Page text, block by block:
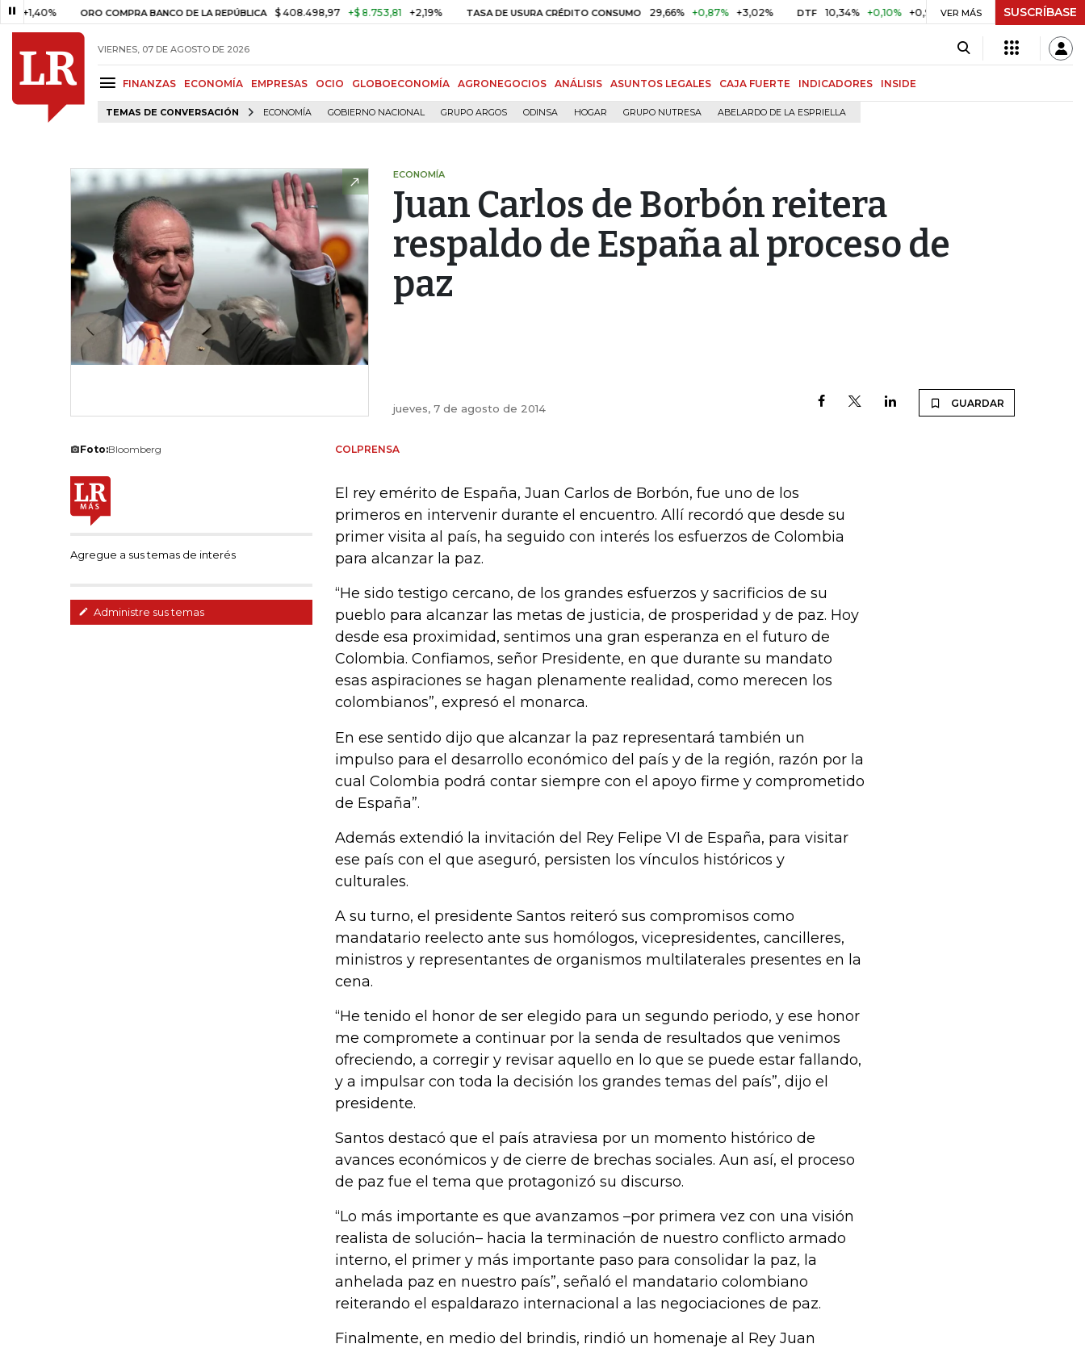
ORO COMPRA BANCO DE LA REPÚBLICA $ 408.498,97 +$ 8.753,81 +2,19% TASA DE USURA CRÉDITO CONSUMO 29,66% +0,87% +3,02% DTF 10,34% +0,10% +0,98% UVR $ 416,91 +$ 0,05 +0,01%
VER MÁS SUSCRÍBASE
VIERNES, 07 DE AGOSTO DE 2026
FINANZAS ECONOMÍA EMPRESAS OCIO GLOBOECONOMÍA AGRONEGOCIOS ANÁLISIS ASUNTOS LEGALES CAJA FUERTE INDICADORES INSIDE
TEMAS DE CONVERSACIÓN ECONOMÍA GOBIERNO NACIONAL GRUPO ARGOS ODINSA HOGAR GRUPO NUTRESA ABELARDO DE LA ESPRIELLA
ECONOMÍA
Juan Carlos de Borbón reitera
respaldo de España al proceso de
paz
jueves, 7 de agosto de 2014 GUARDAR
Foto:Bloomberg
Agregue a sus temas de interés
Administre sus temas
COLPRENSA
El rey emérito de España, Juan Carlos de Borbón, fue uno de los
primeros en intervenir durante el encuentro. Allí recordó que desde su
primer visita al país, ha seguido con interés los esfuerzos de Colombia
para alcanzar la paz.
“He sido testigo cercano, de los grandes esfuerzos y sacrificios de su
pueblo para alcanzar las metas de justicia, de prosperidad y de paz. Hoy
desde esa proximidad, sentimos una gran esperanza en el futuro de
Colombia. Confiamos, señor Presidente, en que durante su mandato
esas aspiraciones se hagan plenamente realidad, como merecen los
colombianos”, expresó el monarca.
En ese sentido dijo que alcanzar la paz representará también un
impulso para el desarrollo económico del país y de la región, razón por la
cual Colombia podrá contar siempre con el apoyo firme y comprometido
de España”.
Además extendió la invitación del Rey Felipe VI de España, para visitar
ese país con el que aseguró, persisten los vínculos históricos y
culturales.
A su turno, el presidente Santos reiteró sus compromisos como
mandatario reelecto ante sus homólogos, vicepresidentes, cancilleres,
ministros y representantes de organismos multilaterales presentes en la
cena.
“He tenido el honor de ser elegido para un segundo periodo, y ese honor
me compromete a continuar por la senda de resultados que venimos
ofreciendo, a corregir y revisar aquello en lo que se puede estar fallando,
y a impulsar con toda la decisión los grandes temas del país”, dijo el
presidente.
Santos destacó que el país atraviesa por un momento histórico de
avances económicos y de cierre de brechas sociales. Aun así, el proceso
de paz fue el tema que protagonizó su discurso.
“Lo más importante es que avanzamos –por primera vez con una visión
realista de solución– hacia la terminación de nuestro conflicto armado
interno, el primer y más importante paso para consolidar la paz, la
anhelada paz en nuestro país”, señaló el mandatario colombiano
reiterando el espaldarazo internacional a las negociaciones de paz.
Finalmente, en medio del brindis, rindió un homenaje al Rey Juan